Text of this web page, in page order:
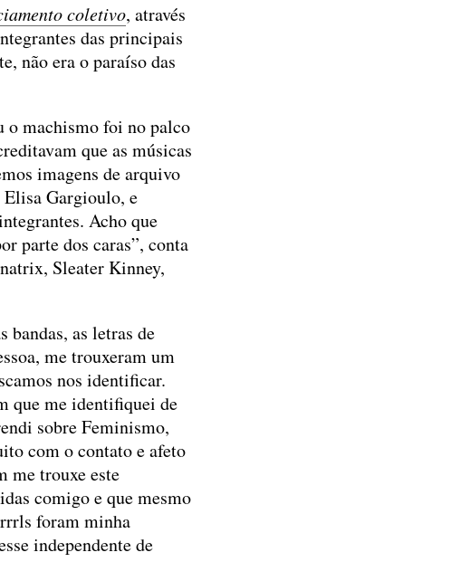
coletivo, através
das principais
não era o paraíso das
o machismo foi no palco
que as músicas
imagens de arquivo
Elisa Gargioulo, e
Acho que
parte dos caras”, conta
Sleater Kinney,
as letras de
me trouxeram um
nos identificar.
que me identifiquei de
sobre Feminismo,
com o contato e afeto
me trouxe este
comigo e que mesmo
foram minha
independente de